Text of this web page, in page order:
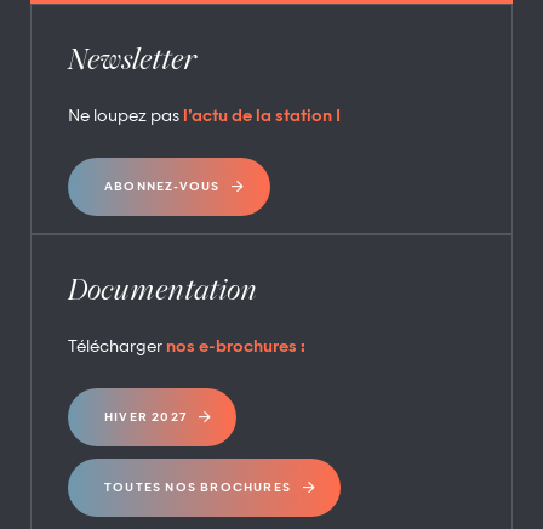
Newsletter
Ne loupez pas l’actu de la station !
ABONNEZ-VOUS
Documentation
Télécharger nos e-brochures :
HIVER 2027
TOUTES NOS BROCHURES